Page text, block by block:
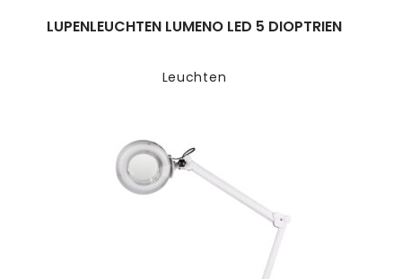
Leuchten
LUPENLEUCHTEN LUMENO LED 5 DIOPTRIEN